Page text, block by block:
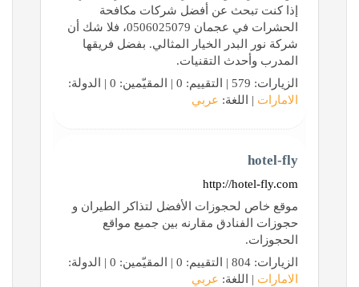
إذا كنت تبحث عن أفضل شركات مكافحة
الحشرات في عجمان 0506025079، فلا شك أن
شركة نور البدر الخيار المثالي. بفضل فريقها
المدرب وأحدث التقنيات.
الزيارات: 579 | التقييم: 0 | المقيّمين: 0 | الدولة:
الامارات | اللغة: عربي
hotel-fly
http://hotel-fly.com
موقع خاص لحجوزات الأفضل لتذاكر الطيران و
حجوزات الفنادق مقارنه بين جميع مواقع
الحجوزات.
الزيارات: 804 | التقييم: 0 | المقيّمين: 0 | الدولة:
الامارات | اللغة: عربي